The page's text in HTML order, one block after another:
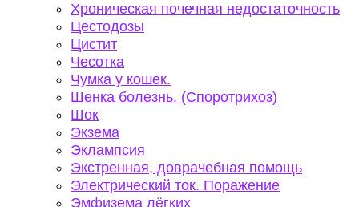
Хроническая почечная недостаточность
Цестодозы
Цистит
Чесотка
Чумка у кошек.
Шенка болезнь. (Споротрихоз)
Шок
Экзема
Эклампсия
Экстренная, доврачебная помощь
Электрический ток. Поражение
Эмфизема лёгких